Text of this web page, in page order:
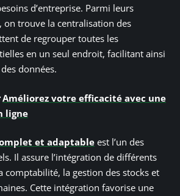
d’entreprise. Parmi leurs
on trouve la centralisation des
de regrouper toutes les
en un seul endroit, facilitant ainsi
données.
Améliorez votre efficacité avec une
ligne
et adaptable est l’un des
Il assure l’intégration de différents
comptabilité, la gestion des stocks et
Cette intégration favorise une